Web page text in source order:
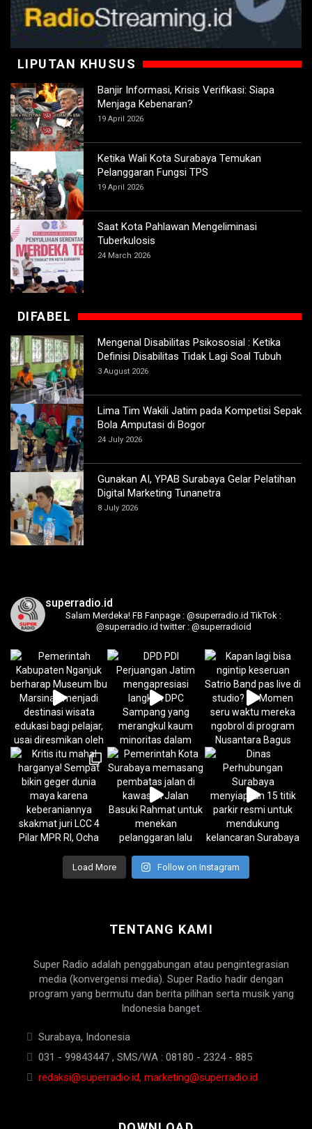
LIPUTAN KHUSUS
Banjir Informasi, Krisis Verifikasi: Siapa
Menjaga Kebenaran?
19 April 2026
Ketika Wali Kota Surabaya Temukan
Pelanggaran Fungsi TPS
19 April 2026
Saat Kota Pahlawan Mengeliminasi
Tuberkulosis
24 March 2026
DIFABEL
Mengenal Disabilitas Psikososial : Ketika
Definisi Disabilitas Tidak Lagi Soal Tubuh
3 August 2026
Lima Tim Wakili Jatim pada Kompetisi Sepak
Bola Amputasi di Bogor
24 July 2026
Gunakan AI, YPAB Surabaya Gelar Pelatihan
Digital Marketing Tunanetra
8 July 2026
superradio.id
Salam Merdeka! FB Fanpage : @superradio.id TikTok :
@superradio.id twitter : @superradioid
Load More Follow on Instagram
TENTANG KAMI
Super Radio adalah penggabungan atau pengintegrasian
media (konvergensi media). Super Radio hadir dengan
program yang bermutu dan berita pilihan serta musik yang
Indonesia banget.
Surabaya, Indonesia
031 - 99843447 , SMS/WA : 08180 - 2324 - 885
redaksi@superradio.id, marketing@superradio.id